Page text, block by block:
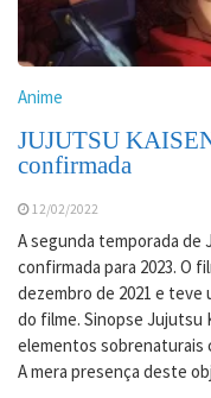
Anime
JUJUTSU
confirmada
12/02/2022
A segunda temporada de
confirmada para 2023. O
dezembro de 2021 e teve
do filme. Sinopse Jujutsu
elementos sobrenaturais
A mera presença deste